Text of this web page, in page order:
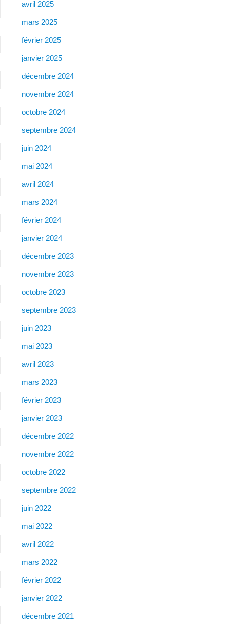
avril 2025
mars 2025
février 2025
janvier 2025
décembre 2024
novembre 2024
octobre 2024
septembre 2024
juin 2024
mai 2024
avril 2024
mars 2024
février 2024
janvier 2024
décembre 2023
novembre 2023
octobre 2023
septembre 2023
juin 2023
mai 2023
avril 2023
mars 2023
février 2023
janvier 2023
décembre 2022
novembre 2022
octobre 2022
septembre 2022
juin 2022
mai 2022
avril 2022
mars 2022
février 2022
janvier 2022
décembre 2021